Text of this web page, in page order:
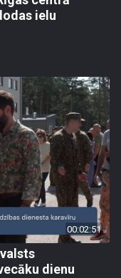
ielu
00:02:51
dienu